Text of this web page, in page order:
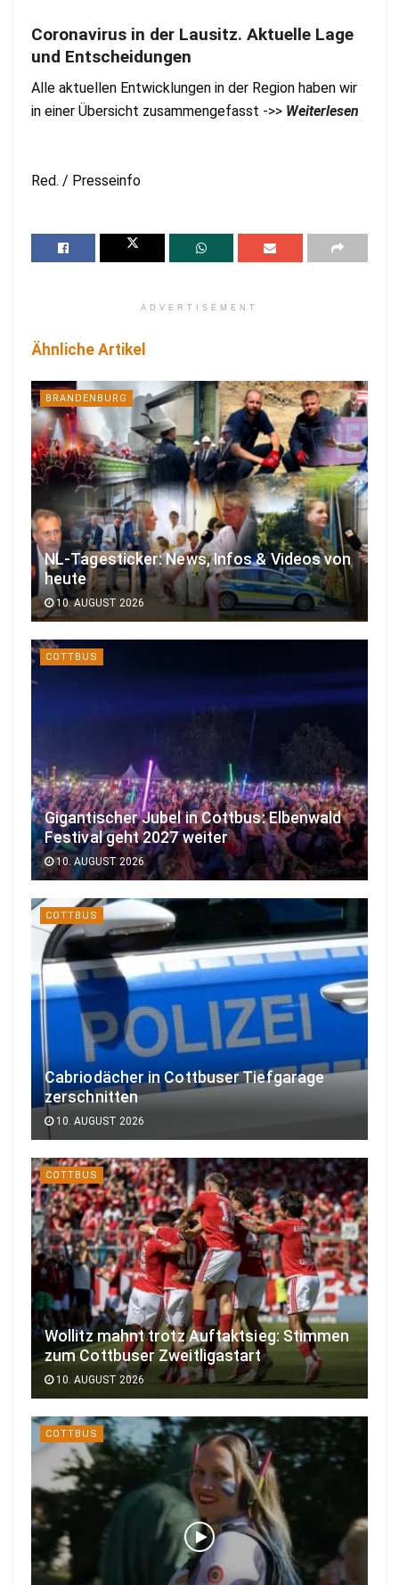
Coronavirus in der Lausitz. Aktuelle Lage
und Entscheidungen
Alle aktuellen Entwicklungen in der Region haben wir
in einer Übersicht zusammengefasst ->> Weiterlesen
Red. / Presseinfo
ADVERTISEMENT
Ähnliche Artikel
BRANDENBURG
NL-Tagesticker: News, Infos & Videos von
heute
10. AUGUST 2026
COTTBUS
Gigantischer Jubel in Cottbus: Elbenwald
Festival geht 2027 weiter
10. AUGUST 2026
COTTBUS
Cabriodächer in Cottbuser Tiefgarage
zerschnitten
10. AUGUST 2026
COTTBUS
Wollitz mahnt trotz Auftaktsieg: Stimmen
zum Cottbuser Zweitligastart
10. AUGUST 2026
COTTBUS